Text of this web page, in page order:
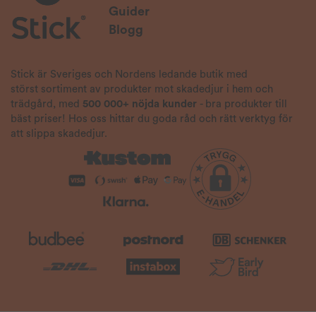
Guider
Blogg
Stick är Sveriges och Nordens ledande butik med
störst sortiment av produkter mot skadedjur i hem och
trädgård, med 500 000+ nöjda kunder - bra produkter till
bäst priser! Hos oss hittar du goda råd och rätt verktyg för
att slippa skadedjur.